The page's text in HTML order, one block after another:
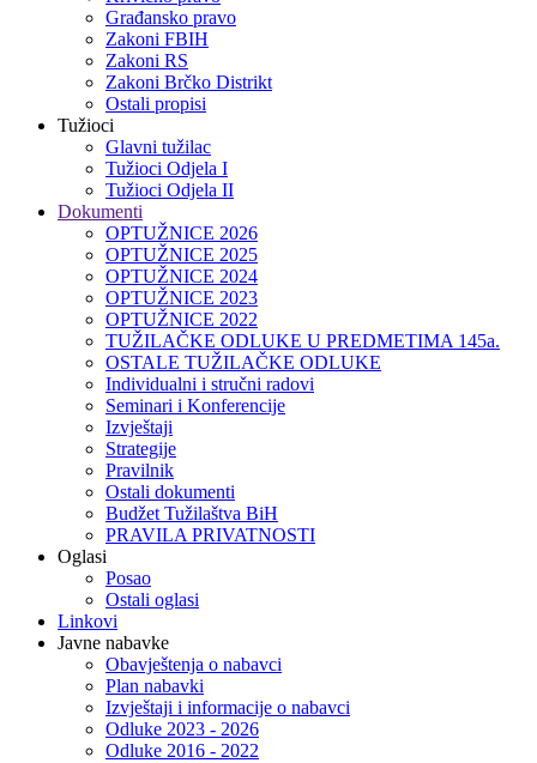
Građansko pravo
Zakoni FBIH
Zakoni RS
Zakoni Brčko Distrikt
Ostali propisi
Tužioci
Glavni tužilac
Tužioci Odjela I
Tužioci Odjela II
Dokumenti
OPTUŽNICE 2026
OPTUŽNICE 2025
OPTUŽNICE 2024
OPTUŽNICE 2023
OPTUŽNICE 2022
TUŽILAČKE ODLUKE U PREDMETIMA 145a.
OSTALE TUŽILAČKE ODLUKE
Individualni i stručni radovi
Seminari i Konferencije
Izvještaji
Strategije
Pravilnik
Ostali dokumenti
Budžet Tužilaštva BiH
PRAVILA PRIVATNOSTI
Oglasi
Posao
Ostali oglasi
Linkovi
Javne nabavke
Obavještenja o nabavci
Plan nabavki
Izvještaji i informacije o nabavci
Odluke 2023 - 2026
Odluke 2016 - 2022